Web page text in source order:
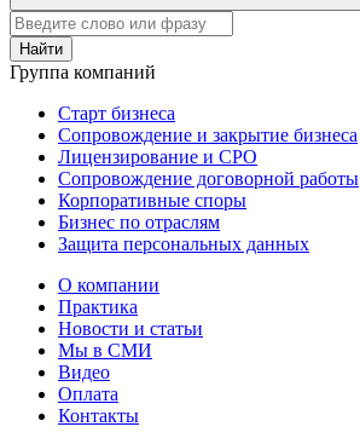
Найти
Группа компаний
Старт бизнеса
Сопровождение и закрытие бизнеса
Лицензирование и СРО
Сопровождение договорной работы
Корпоративные споры
Бизнес по отраслям
Защита персональных данных
О компании
Практика
Новости и статьи
Мы в СМИ
Видео
Оплата
Контакты